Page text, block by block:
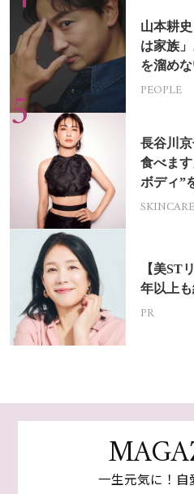
山本耕
は家族
を溜め
PEOPLE
長谷川
食べま
ボディ”
SKINCARE
【美ST
年以上
PR
一生元気に！自